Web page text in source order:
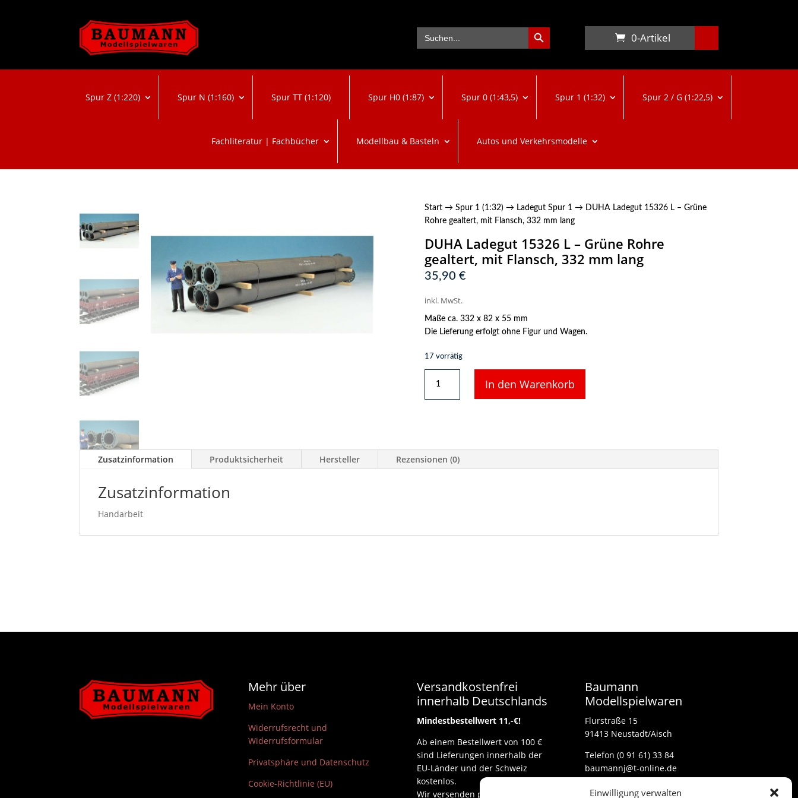
Einwilligung verwalten
Search
for:
Search Button
0-Artikel
Spur Z (1:220) Spur N (1:160) Spur TT (1:120) Spur H0 (1:87) Spur 0 (1:43,5) Spur 1 (1:32) Spur 2 / G (1:22,5)
Fachliteratur | Fachbücher Modellbau & Basteln Autos und Verkehrsmodelle
Start→ Spur 1 (1:32)→ Ladegut Spur 1→ DUHA Ladegut 15326 L – Grüne
Rohre gealtert, mit Flansch, 332 mm lang
DUHA Ladegut 15326 L – Grüne Rohre
gealtert, mit Flansch, 332 mm lang
35,90 €
inkl. MwSt.
Maße ca. 332 x 82 x 55 mm
Die Lieferung erfolgt ohne Figur und Wagen.
17 vorrätig
Ladegut
15326
Rohre
gealtert,
lang
In den Warenkorb
Zusatzinformation Produktsicherheit Hersteller Rezensionen (0)
Zusatzinformation
Handarbeit
Mehr über
Mein Konto
Widerrufsrecht und
Widerrufsformular
Privatsphäre und Datenschutz
Cookie-Richtlinie (EU)
Versandkostenfrei
innerhalb Deutschlands
Mindestbestellwert 11,-€!
Ab einem Bestellwert von 100 €
sind Lieferungen innerhalb der
EU-Länder und der Schweiz
kostenlos.
Wir versenden per DHL und
Baumann
Modellspielwaren
Flurstraße 15
91413 Neustadt/Aisch
Telefon (0 91 61) 33 84
baumannj@t-online.de